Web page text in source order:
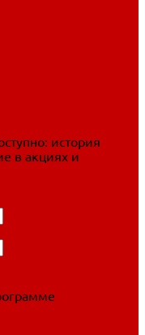
история
в акциях и